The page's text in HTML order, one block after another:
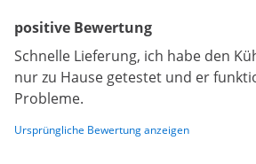
positive Bewertung
Schnelle Lieferung, ich habe den
nur zu Hause getestet und er
Probleme.
Ursprüngliche Bewertung anzeigen